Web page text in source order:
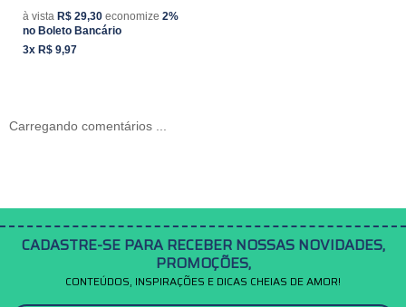
à vista R$ 29,30 economize 2%
no Boleto Bancário
3x R$ 9,97
Carregando comentários ...
CADASTRE-SE PARA RECEBER NOSSAS NOVIDADES,
PROMOÇÕES,
CONTEÚDOS, INSPIRAÇÕES E DICAS CHEIAS DE AMOR!